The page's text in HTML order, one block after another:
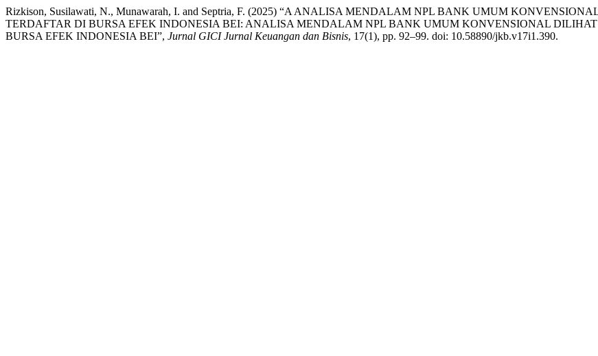
Rizkison, Susilawati, N., Munawarah, I. and Septria, F. (2025) “A ANALISA MENDALAM NPL BANK UMUM
TERDAFTAR DI BURSA EFEK INDONESIA BEI: ANALISA MENDALAM NPL BANK UMUM KONVENSIONAL
BURSA EFEK INDONESIA BEI”, Jurnal GICI Jurnal Keuangan dan Bisnis, 17(1), pp. 92–99. doi: 10.58890/jkb.v17i1.390.